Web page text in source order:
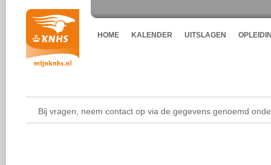
HOME KALENDER UITSLAGEN
Bij vragen, neem contact op via de gegevens genoemd